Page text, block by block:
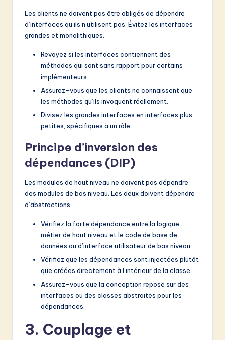
Les clients ne doivent pas être obligés de dépendre
d’interfaces qu’ils n’utilisent pas. Évitez les interfaces
grandes et monolithiques.
Revoyez si les interfaces contiennent des
méthodes qui sont sans rapport pour certains
implémenteurs.
Assurez-vous que les clients ne connaissent que
les méthodes qu’ils invoquent réellement.
Divisez les grandes interfaces en interfaces plus
petites, spécifiques à un rôle.
Principe d’inversion des
dépendances (DIP)
Les modules de haut niveau ne doivent pas dépendre
des modules de bas niveau. Les deux doivent dépendre
d’abstractions.
Vérifiez la forte dépendance entre la logique
métier de haut niveau et le code de base de
données ou d’interface utilisateur de bas niveau.
Vérifiez que les dépendances sont injectées plutôt
que créées directement à l’intérieur de la classe.
Assurez-vous que la conception repose sur des
interfaces ou des classes abstraites pour les
dépendances.
3. Couplage et